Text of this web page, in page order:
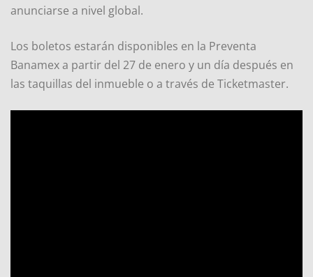
anunciarse a nivel global.
Los boletos estarán disponibles en la Preventa
Banamex a partir del 27 de enero y un día después en
las taquillas del inmueble o a través de Ticketmaster.